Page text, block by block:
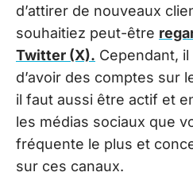
d’attirer de nouveaux
souhaitiez peut-être
Twitter (X). Cependant,
d’avoir des comptes sur
il faut aussi être actif et
les médias sociaux que
fréquente le plus et
sur ces canaux.